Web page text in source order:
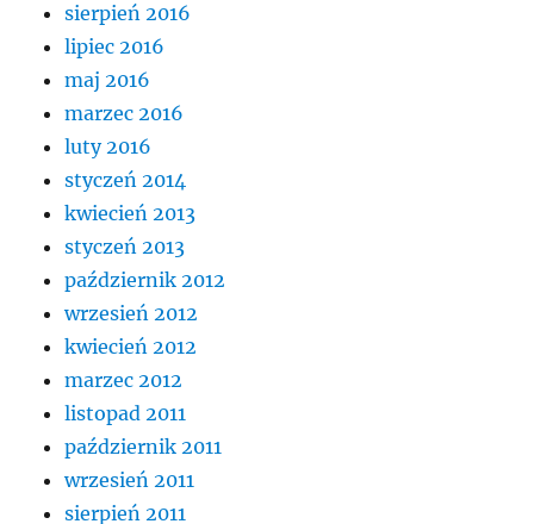
sierpień 2016
lipiec 2016
maj 2016
marzec 2016
luty 2016
styczeń 2014
kwiecień 2013
styczeń 2013
październik 2012
wrzesień 2012
kwiecień 2012
marzec 2012
listopad 2011
październik 2011
wrzesień 2011
sierpień 2011